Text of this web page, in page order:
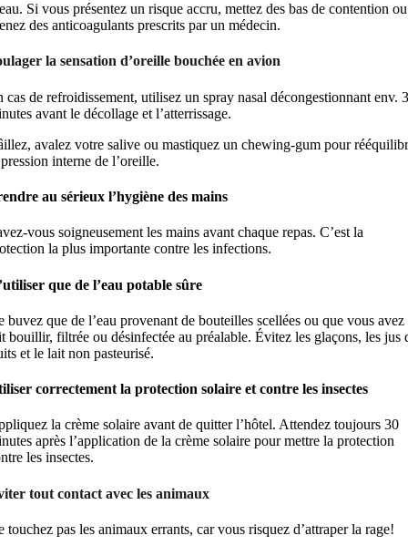
Si vous présentez un risque accru, mettez des bas de contention ou
des anticoagulants prescrits par un médecin.
la sensation d’oreille bouchée en avion
cas de refroidissement, utilisez un spray nasal décongestionnant env.
avant le décollage et l’atterrissage.
avalez votre salive ou mastiquez un chewing-gum pour
interne de l’oreille.
au sérieux l’hygiène des mains
vous soigneusement les mains avant chaque repas. C’est la
la plus importante contre les infections.
que de l’eau potable sûre
buvez que de l’eau provenant de bouteilles scellées ou que vous avez
bouillir, filtrée ou désinfectée au préalable. Évitez les glaçons, les jus
et le lait non pasteurisé.
correctement la protection solaire et contre les insectes
la crème solaire avant de quitter l’hôtel. Attendez toujours 30
après l’application de la crème solaire pour mettre la protection
les insectes.
tout contact avec les animaux
touchez pas les animaux errants, car vous risquez d’attraper la rage!